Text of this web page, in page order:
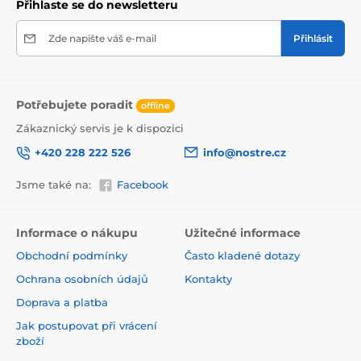
Použitá tisková metoda je ekologická, a proto jsou
přísné normy a mají VOC i GREENGUARD GOLD
certifikaci. Navíc jsou bez obsahu PVC a lepidlo je na
Přihlaste se do newsletteru
Zde napište váš e-mail Přihlásit
Potřebujete poradit offline
Zákaznický servis je k dispozici
+420 228 222 526
info@nostre.cz
Jsme také na: Facebook
Informace o nákupu
Obchodní podmínky
Ochrana osobních údajů
Doprava a platba
Jak postupovat při vrácení
zboží
Užitečné informace
Často kladené dotazy
Kontakty